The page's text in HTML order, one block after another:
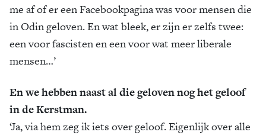
me af of er een Facebookpagina was voor mensen die
in Odin geloven. En wat bleek, er zijn er zelfs twee:
een voor fascisten en een voor wat meer liberale
mensen…’
En we hebben naast al die geloven nog het geloof
in de Kerstman.
‘Ja, via hem zeg ik iets over geloof. Eigenlijk over alle